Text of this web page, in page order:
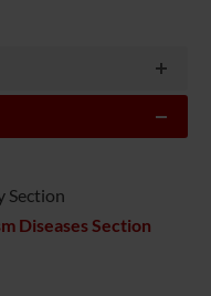
Section
Diseases Section